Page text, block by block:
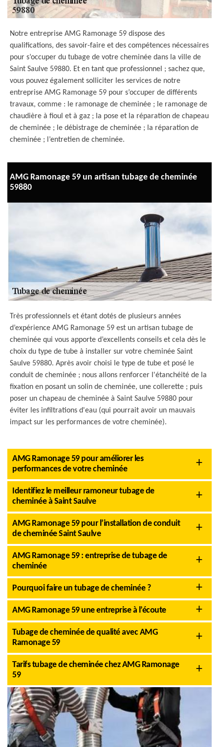
Notre entreprise AMG Ramonage 59 dispose des
qualifications, des savoir-faire et des compétences nécessaires
pour s’occuper du tubage de votre cheminée dans la ville de
Saint Saulve 59880. Et en tant que professionnel ; sachez que,
vous pouvez également solliciter les services de notre
entreprise AMG Ramonage 59 pour s’occuper de différents
travaux, comme : le ramonage de cheminée ; le ramonage de
chaudière à fioul et à gaz ; la pose et la réparation de chapeau
de cheminée ; le débistrage de cheminée ; la réparation de
cheminée ; l’entretien de cheminée.
AMG Ramonage 59 un artisan tubage de cheminée
59880
Très professionnels et étant dotés de plusieurs années
d’expérience AMG Ramonage 59 est un artisan tubage de
cheminée qui vous apporte d’excellents conseils et cela dès le
choix du type de tube à installer sur votre cheminée Saint
Saulve 59880. Après avoir choisi le type de tube et posé le
conduit de cheminée ; nous allons renforcer l'étanchéité de la
fixation en posant un solin de cheminée, une collerette ; puis
poser un chapeau de cheminée à Saint Saulve 59880 pour
éviter les infiltrations d'eau (qui pourrait avoir un mauvais
impact sur les performances de votre cheminée).
AMG Ramonage 59 pour améliorer les
performances de votre cheminée
Identifiez le meilleur ramoneur tubage de
cheminée à Saint Saulve
AMG Ramonage 59 pour l’installation de conduit
de cheminée Saint Saulve
AMG Ramonage 59 : entreprise de tubage de
cheminée
Pourquoi faire un tubage de cheminée ?
AMG Ramonage 59 une entreprise à l’écoute
Tubage de cheminée de qualité avec AMG
Ramonage 59
Tarifs tubage de cheminée chez AMG Ramonage
59